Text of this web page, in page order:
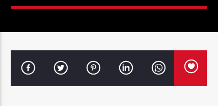
FAIXA ATUAL
SE EU SOUBESSE (FEAT TONY CARREIRA)
DAVID CARREIRA